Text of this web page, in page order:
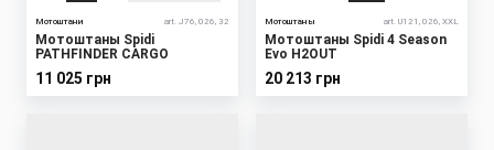
Мотоштани art. J76, 026, 32
Мотоштаны Spidi
PATHFINDER CARGO
11 025 грн
Мотоштаны art. U121, 026, XXL
Мотоштаны Spidi 4 Season
Evo H2OUT
20 213 грн